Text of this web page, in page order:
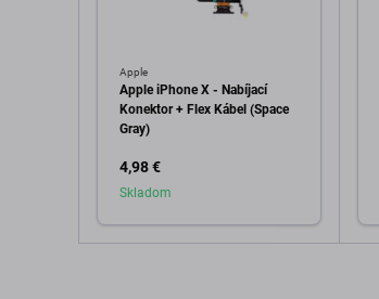
Apple
Apple iPhone X - Nabíjací
Konektor + Flex Kábel (Space
Gray)
4,98 €
Skladom